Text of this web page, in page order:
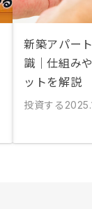
新築アパー
識｜仕組み
ットを解説
投資する